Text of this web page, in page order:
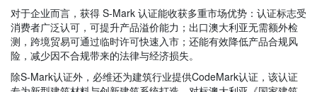
对于企业而言，获得 S-Mark 认证能收获多重市场优势：认证标志受
消费者广泛认可，可提升产品溢价能力；出口澳大利亚无需额外检
测，跨境贸易可通过临时许可快速入市；还能有效降低产品合规风
险，减少因不合规带来的法律与经济损失。
除S-Mark认证外，必维还为建筑行业提供CodeMark认证，该认证